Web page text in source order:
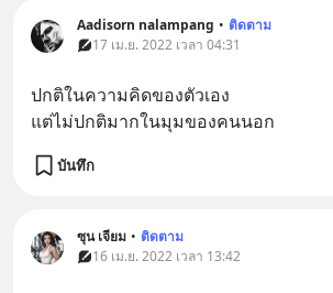
Aadisorn nalampang • ติดตาม
17 เม.ย. 2022 เวลา 04:31
ปกติในความคิดของตัวเอง
แต่ไม่ปกติมากในมุมของคนนอก
บันทึก
ซุน เจียม • ติดตาม
16 เม.ย. 2022 เวลา 13:42